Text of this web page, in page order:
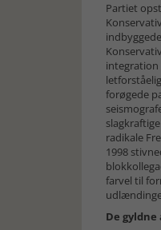
Partiet
integration
forøgede
radikale
1998
farvel til
De gyldne